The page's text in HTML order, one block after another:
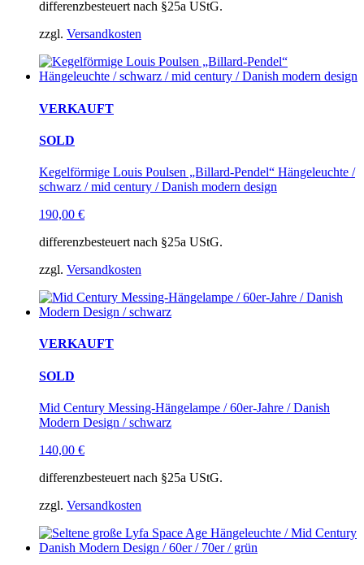
differenzbesteuert nach §25a UStG.
zzgl. Versandkosten
VERKAUFT
SOLD
Kegelförmige Louis Poulsen „Billard-Pendel“ Hängeleuchte /
schwarz / mid century / Danish modern design
190,00 €
differenzbesteuert nach §25a UStG.
zzgl. Versandkosten
VERKAUFT
SOLD
Mid Century Messing-Hängelampe / 60er-Jahre / Danish
Modern Design / schwarz
140,00 €
differenzbesteuert nach §25a UStG.
zzgl. Versandkosten